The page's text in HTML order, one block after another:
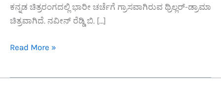
ಕನ್ನಡ ಚಿತ್ರರಂಗದಲ್ಲಿ ಭಾರೀ ಚರ್ಚೆಗೆ ಗ್ರಾಸವಾಗಿರುವ ಥ್ರಿಲ್ಲರ್-ಡ್ರಾಮಾ
ಚಿತ್ರವಾಗಿದೆ. ನವೀನ್ ರೆಡ್ಡಿ ಬಿ. […]
ಮಾದೇವ
Read More »